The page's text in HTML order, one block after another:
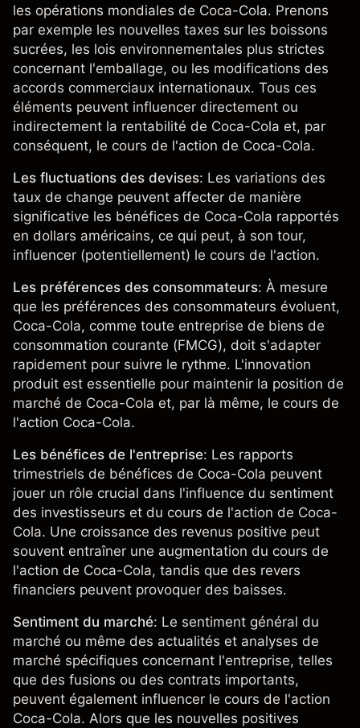
les opérations mondiales de Coca-Cola. Prenons
par exemple les nouvelles taxes sur les boissons
sucrées, les lois environnementales plus strictes
concernant l'emballage, ou les modifications des
accords commerciaux internationaux. Tous ces
éléments peuvent influencer directement ou
indirectement la rentabilité de Coca-Cola et, par
conséquent, le cours de l'action de Coca-Cola.
Les fluctuations des devises: Les variations des
taux de change peuvent affecter de manière
significative les bénéfices de Coca-Cola rapportés
en dollars américains, ce qui peut, à son tour,
influencer (potentiellement) le cours de l'action.
Les préférences des consommateurs: À mesure
que les préférences des consommateurs évoluent,
Coca-Cola, comme toute entreprise de biens de
consommation courante (FMCG), doit s'adapter
rapidement pour suivre le rythme. L'innovation
produit est essentielle pour maintenir la position de
marché de Coca-Cola et, par là même, le cours de
l'action Coca-Cola.
Les bénéfices de l'entreprise: Les rapports
trimestriels de bénéfices de Coca-Cola peuvent
jouer un rôle crucial dans l'influence du sentiment
des investisseurs et du cours de l'action de Coca-
Cola. Une croissance des revenus positive peut
souvent entraîner une augmentation du cours de
l'action de Coca-Cola, tandis que des revers
financiers peuvent provoquer des baisses.
Sentiment du marché: Le sentiment général du
marché ou même des actualités et analyses de
marché spécifiques concernant l'entreprise, telles
que des fusions ou des contrats importants,
peuvent également influencer le cours de l'action
Coca-Cola. Alors que les nouvelles positives